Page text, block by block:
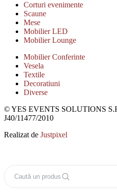
Corturi evenimente
Scaune
Mese
Mobilier LED
Mobilier Lounge
Mobilier Conferinte
Vesela
Textile
Decoratiuni
Diverse
© YES EVENTS SOLUTIONS
J40/11477/2010
Realizat de Justpixel
Caută un produs